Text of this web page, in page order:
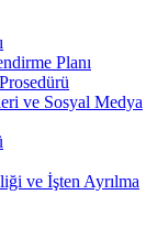
Planı
ve Sosyal Medya
ve İşten Ayrılma